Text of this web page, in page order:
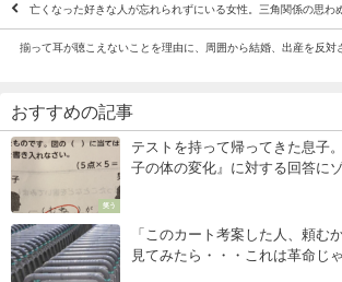
亡くなった好きな人が忘れられずにいる女性。三角関係の思わ
揃って耳が聴こえないことを理由に、周囲から結婚、出産を反
おすすめの記事
笑う
テストを持って帰ってきた息子
子の体の変化』に対する回答に
「このカート考案した人、頼む
見てみたら・・・これは革命じ